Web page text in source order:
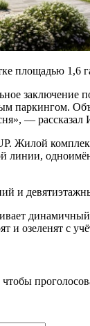
площадью 1,6
заключение
паркингом.
— рассказал
Жилой
линии,
и
озеленят с
чтобы